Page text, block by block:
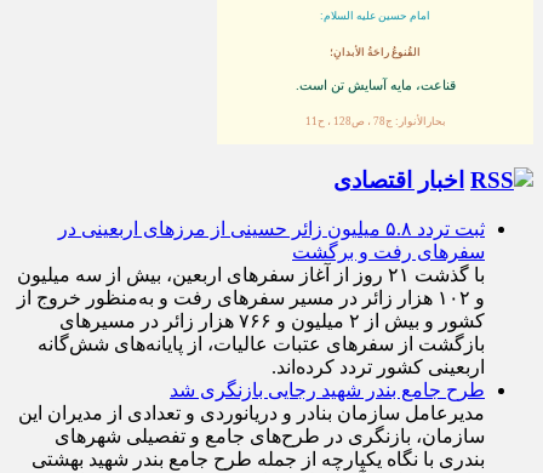
القُنوعُ راحَةُ الأبدانِ؛
ثبت تردد ۵.۸ میلیون زائر حسینی از مرزهای اربعینی در
سفرهای رفت و برگشت
با گذشت ۲۱ روز از آغاز سفرهای اربعین، بیش از سه میلیون
و ۱۰۲ هزار زائر در مسیر سفرهای رفت و به‌منظور خروج از
کشور و بیش از ۲ میلیون و ۷۶۶ هزار زائر در مسیرهای
بازگشت از سفرهای عتبات عالیات، از پایانه‌های شش‌گانه
اربعینی کشور تردد کرده‌اند.
طرح جامع بندر شهید رجایی بازنگری شد
مدیرعامل سازمان بنادر و دریانوردی و تعدادی از مدیران این
سازمان، بازنگری در طرح‌های جامع و تفصیلی شهر‌های